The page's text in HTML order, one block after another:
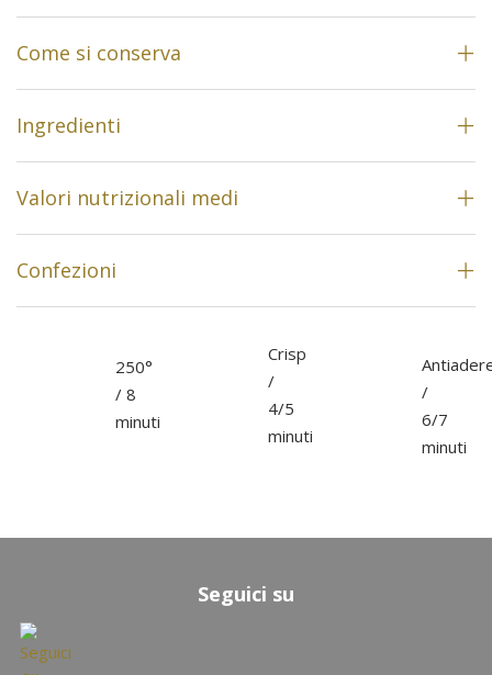
Come si conserva
Ingredienti
Valori nutrizionali medi
Confezioni
250°
/ 8
minuti
Crisp
/
4/5
minuti
/
6/7
minuti
Seguici su